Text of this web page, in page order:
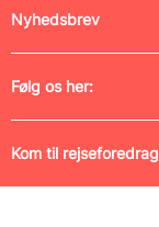
Nyhedsbrev
Følg os her:
Kom til rejseforedrag